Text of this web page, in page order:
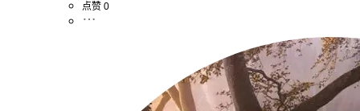
点赞 0